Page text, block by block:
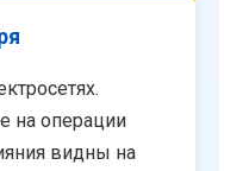
на операции
видны на